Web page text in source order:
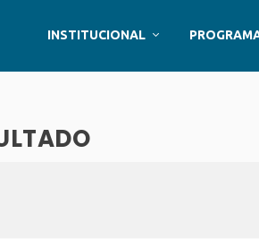
INSTITUCIONAL